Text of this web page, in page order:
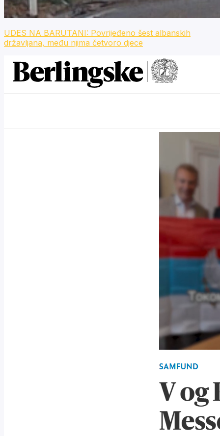
UDES NA BARUTANI: Povrijeđeno šest albanskih
državljana, među njima četvoro djece